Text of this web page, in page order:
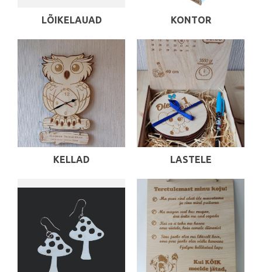
LÕIKELAUAD KONTOR
KELLAD LASTELE